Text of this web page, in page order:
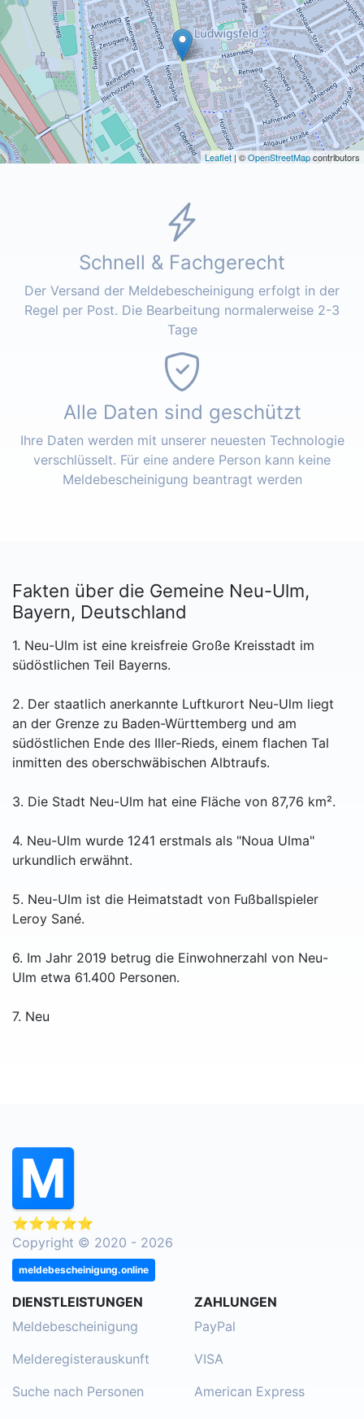
Leaflet | ©OpenStreetMapcontributors
Schnell & Fachgerecht
Der Versand der Meldebescheinigung erfolgt in der
Regel per Post. Die Bearbeitung normalerweise 2-3
Tage
Alle Daten sind geschützt
Ihre Daten werden mit unserer neuesten Technologie
verschlüsselt. Für eine andere Person kann keine
Meldebescheinigung beantragt werden
Fakten über die Gemeine Neu-Ulm,
Bayern, Deutschland
1. Neu-Ulm ist eine kreisfreie Große Kreisstadt im
südöstlichen Teil Bayerns.
2. Der staatlich anerkannte Luftkurort Neu-Ulm liegt
an der Grenze zu Baden-Württemberg und am
südöstlichen Ende des Iller-Rieds, einem flachen Tal
inmitten des oberschwäbischen Albtraufs.
3. Die Stadt Neu-Ulm hat eine Fläche von 87,76 km².
4. Neu-Ulm wurde 1241 erstmals als "Noua Ulma"
urkundlich erwähnt.
5. Neu-Ulm ist die Heimatstadt von Fußballspieler
Leroy Sané.
6. Im Jahr 2019 betrug die Einwohnerzahl von Neu-
Ulm etwa 61.400 Personen.
7. Neu
⭐⭐⭐⭐⭐
Copyright © 2020 - 2026
meldebescheinigung.online
DIENSTLEISTUNGEN
Meldebescheinigung
Melderegisterauskunft
Suche nach Personen
ZAHLUNGEN
PayPal
VISA
American Express